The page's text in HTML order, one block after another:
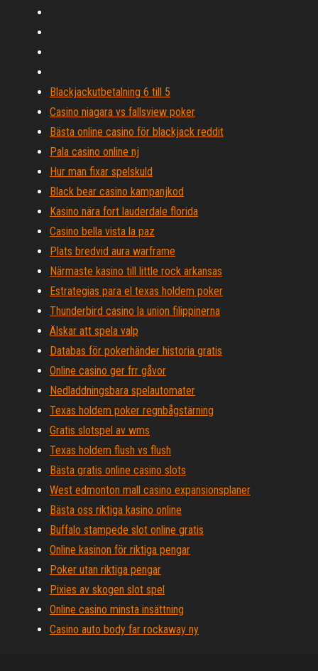
Blackjackutbetalning 6 till 5
Casino niagara vs fallsview poker
Bästa online casino för blackjack reddit
Pala casino online nj
Hur man fixar spelskuld
Black bear casino kampanjkod
Kasino nära fort lauderdale florida
Casino bella vista la paz
Plats bredvid aura warframe
Närmaste kasino till little rock arkansas
Estrategias para el texas holdem poker
Thunderbird casino la union filippinerna
Älskar att spela valp
Databas för pokerhänder historia gratis
Online casino ger frr gåvor
Nedladdningsbara spelautomater
Texas holdem poker regnbågstärning
Gratis slotspel av wms
Texas holdem flush vs flush
Bästa gratis online casino slots
West edmonton mall casino expansionsplaner
Bästa oss riktiga kasino online
Buffalo stampede slot online gratis
Online kasinon för riktiga pengar
Poker utan riktiga pengar
Pixies av skogen slot spel
Online casino minsta insättning
Casino auto body far rockaway ny